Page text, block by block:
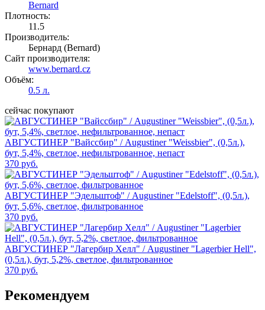
Bernard
Плотность:
11.5
Производитель:
Бернард (Bernard)
Сайт производителя:
www.bernard.cz
Объём:
0.5 л.
сейчас покупают
АВГУСТИНЕР "Вайссбир" / Augustiner "Weissbier", (0,5л.),
бут, 5,4%, светлое, нефильтрованное, непаст
370 руб.
АВГУСТИНЕР "Эдельштоф" / Augustiner "Edelstoff", (0,5л.),
бут, 5,6%, светлое, фильтрованное
370 руб.
АВГУСТИНЕР "Лагербир Хелл" / Augustiner "Lagerbier Hell",
(0,5л.), бут, 5,2%, светлое, фильтрованное
370 руб.
Рекомендуем